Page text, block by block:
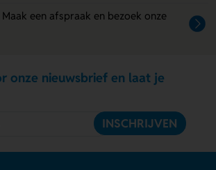
Maak een afspraak en bezoek onze
onze nieuwsbrief en laat je
INSCHRIJVEN